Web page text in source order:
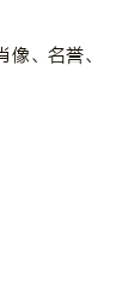
、名誉、